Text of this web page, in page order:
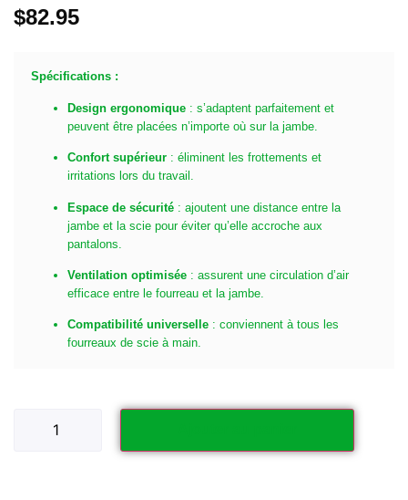
$82.95
Spécifications :
Design ergonomique : s’adaptent parfaitement et
peuvent être placées n’importe où sur la jambe.
Confort supérieur : éliminent les frottements et
irritations lors du travail.
Espace de sécurité : ajoutent une distance entre la
jambe et la scie pour éviter qu’elle accroche aux
pantalons.
Ventilation optimisée : assurent une circulation d’air
efficace entre le fourreau et la jambe.
Compatibilité universelle : conviennent à tous les
fourreaux de scie à main.